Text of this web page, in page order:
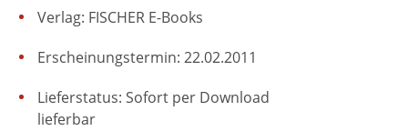
Verlag: FISCHER E-Books
Erscheinungstermin: 22.02.2011
Lieferstatus: Sofort per Download
lieferbar